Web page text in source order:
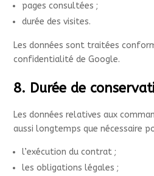
pages consultées ;
durée des visites.
Les données sont traitées
confidentialité de Google.
8. Durée de
Les données relatives aux
aussi longtemps que nécessaire
l’exécution du contrat ;
les obligations légales ;